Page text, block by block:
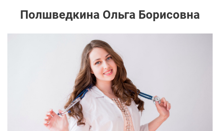
Полшведкина Ольга Борисовна